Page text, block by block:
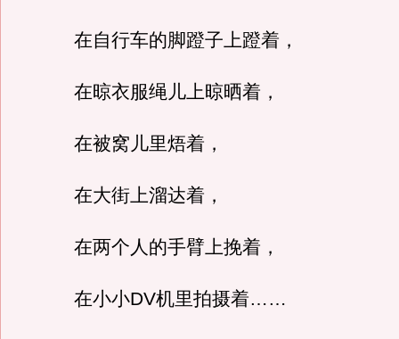
在自行车的脚蹬子上蹬着，
在晾衣服绳儿上晾晒着，
在被窝儿里焐着，
在大街上溜达着，
在两个人的手臂上挽着，
在小小DV机里拍摄着……